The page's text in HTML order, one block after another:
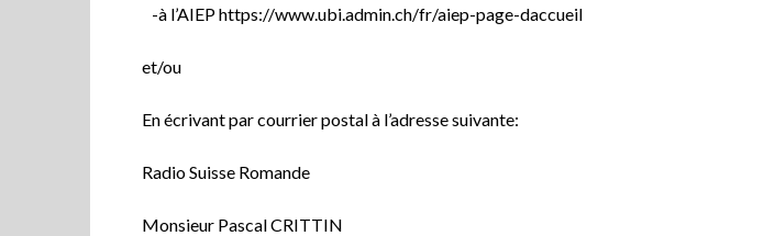
-à l’AIEP https://www.ubi.admin.ch/fr/aiep-page-daccueil
et/ou
En écrivant par courrier postal à l’adresse suivante:
Radio Suisse Romande
Monsieur Pascal CRITTIN